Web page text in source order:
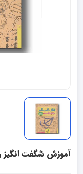
آموزش شگفت انگیز